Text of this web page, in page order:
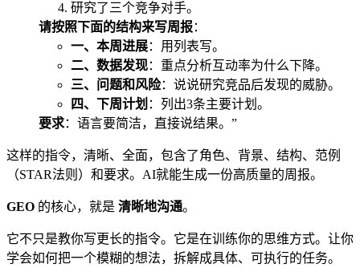
研究了三个竞争对手。
请按照下面的结构来写周报：
一、本周进展：用列表写。
二、数据发现：重点分析互动率为什么下降。
三、问题和风险：说说研究竞品后发现的威胁。
四、下周计划 ：列出3条主要计划。
要求：语言要简洁，直接说结果。”
这样的指令，清晰、全面，包含了角色、背景、结构、范例
（STAR法则）和要求。AI就能生成一份高质量的周报。
GEO 的核心，就是 清晰地沟通。
它不只是教你写更长的指令。它是在训练你的思维方式。让你
学会如何把一个模糊的想法，拆解成具体、可执行的任务。